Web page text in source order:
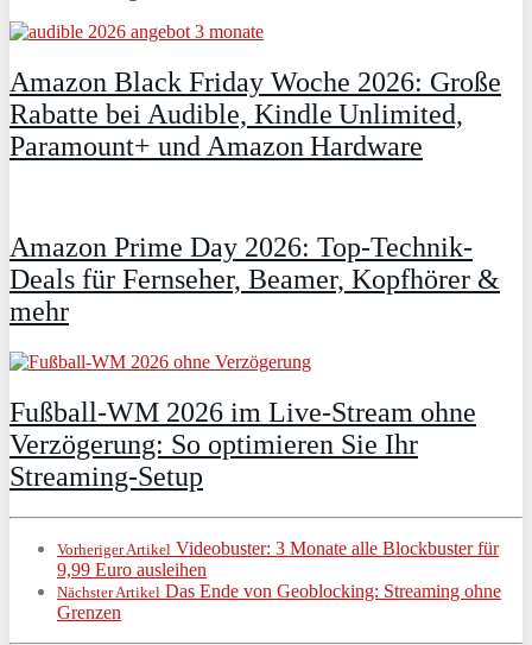
Amazon Black Friday Woche 2026: Große
Rabatte bei Audible, Kindle Unlimited,
Paramount+ und Amazon Hardware
Amazon Prime Day 2026: Top-Technik-
Deals für Fernseher, Beamer, Kopfhörer &
mehr
Fußball-WM 2026 im Live-Stream ohne
Verzögerung: So optimieren Sie Ihr
Streaming-Setup
Vorheriger Artikel Videobuster: 3 Monate alle Blockbuster für
9,99 Euro ausleihen
Nächster Artikel Das Ende von Geoblocking: Streaming ohne
Grenzen